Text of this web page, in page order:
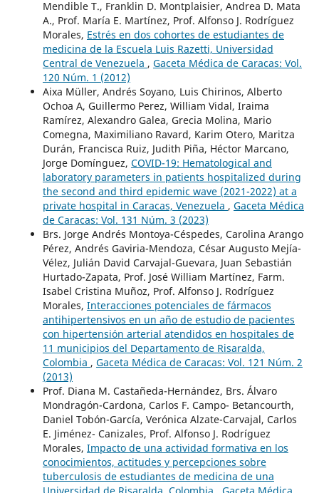
Mendible T., Franklin D. Montplaisier, Andrea D. Mata
A., Prof. María E. Martínez, Prof. Alfonso J. Rodríguez
Morales, Estrés en dos cohortes de estudiantes de
medicina de la Escuela Luis Razetti, Universidad
Central de Venezuela , Gaceta Médica de Caracas: Vol.
120 Núm. 1 (2012)
Aixa Müller, Andrés Soyano, Luis Chirinos, Alberto
Ochoa A, Guillermo Perez, William Vidal, Iraima
Ramírez, Alexandro Galea, Grecia Molina, Mario
Comegna, Maximiliano Ravard, Karim Otero, Maritza
Durán, Francisca Ruiz, Judith Piña, Héctor Marcano,
Jorge Domínguez, COVID-19: Hematological and
laboratory parameters in patients hospitalized during
the second and third epidemic wave (2021-2022) at a
private hospital in Caracas, Venezuela , Gaceta Médica
de Caracas: Vol. 131 Núm. 3 (2023)
Brs. Jorge Andrés Montoya-Céspedes, Carolina Arango
Pérez, Andrés Gaviria-Mendoza, César Augusto Mejía-
Vélez, Julián David Carvajal-Guevara, Juan Sebastián
Hurtado-Zapata, Prof. José William Martínez, Farm.
Isabel Cristina Muñoz, Prof. Alfonso J. Rodríguez
Morales, Interacciones potenciales de fármacos
antihipertensivos en un año de estudio de pacientes
con hipertensión arterial atendidos en hospitales de
11 municipios del Departamento de Risaralda,
Colombia , Gaceta Médica de Caracas: Vol. 121 Núm. 2
(2013)
Prof. Diana M. Castañeda-Hernández, Brs. Álvaro
Mondragón-Cardona, Carlos F. Campo- Betancourth,
Daniel Tobón-García, Verónica Alzate-Carvajal, Carlos
E. Jiménez- Canizales, Prof. Alfonso J. Rodríguez
Morales, Impacto de una actividad formativa en los
conocimientos, actitudes y percepciones sobre
tuberculosis de estudiantes de medicina de una
Universidad de Risaralda, Colombia , Gaceta Médica